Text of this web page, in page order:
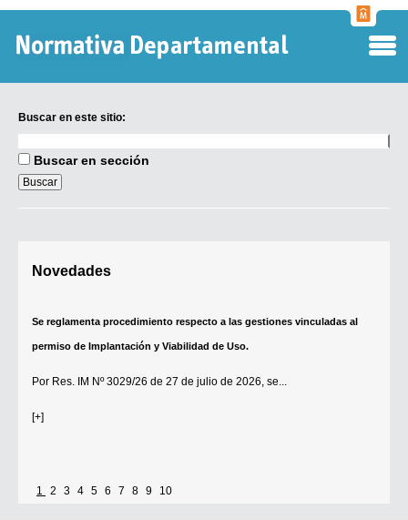
Buscar en este sitio:
en
sitio:
Buscar en sección
Novedades
Se reglamenta procedimiento respecto a las gestiones vinculadas al
permiso de Implantación y Viabilidad de Uso.
Por Res. IM Nº 3029/26 de 27 de julio de 2026, se...
[+]
1 2 3 4 5 6 7 8 9 10